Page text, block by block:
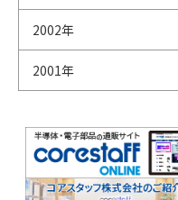
2002年
2001年